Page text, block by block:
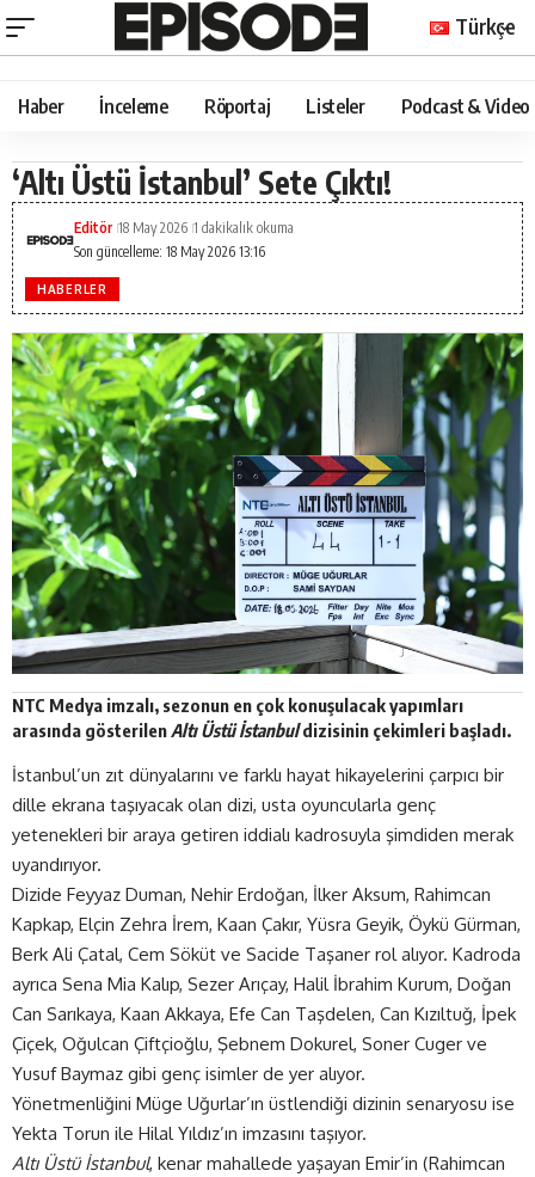
Türkçe
Haber İnceleme Röportaj Listeler Podcast & Video
‘Altı Üstü İstanbul’ Sete Çıktı!
Son güncelleme: 18 May 2026 13:16
Editör 18 May 2026 1 dakikalık okuma
HABERLER
NTC Medya imzalı, sezonun en çok konuşulacak yapımları
arasında gösterilenAltı Üstü İstanbuldizisinin çekimleri başladı.
İstanbul’un zıt dünyalarını ve farklı hayat hikayelerini çarpıcı bir
dille ekrana taşıyacak olan dizi, usta oyuncularla genç
yetenekleri bir araya getiren iddialı kadrosuyla şimdiden merak
uyandırıyor.
Dizide Feyyaz Duman, Nehir Erdoğan, İlker Aksum, Rahimcan
Kapkap, Elçin Zehra İrem, Kaan Çakır, Yüsra Geyik, Öykü Gürman,
Berk Ali Çatal, Cem Söküt ve Sacide Taşaner rol alıyor. Kadroda
ayrıca Sena Mia Kalıp, Sezer Arıçay, Halil İbrahim Kurum, Doğan
Can Sarıkaya, Kaan Akkaya, Efe Can Taşdelen, Can Kızıltuğ, İpek
Çiçek, Oğulcan Çiftçioğlu, Şebnem Dokurel, Soner Cuger ve
Yusuf Baymaz gibi genç isimler de yer alıyor.
Yönetmenliğini Müge Uğurlar’ın üstlendiği dizinin senaryosu ise
Yekta Torun ile Hilal Yıldız’ın imzasını taşıyor.
Altı Üstü İstanbul, kenar mahallede yaşayan Emir’in (Rahimcan